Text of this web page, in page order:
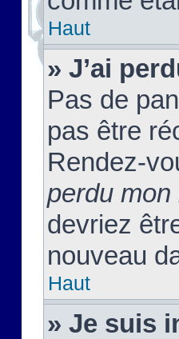
Haut
» J’ai
Pas de
pas être
Rendez-
perdu
devriez
nouveau
Haut
» Je suis